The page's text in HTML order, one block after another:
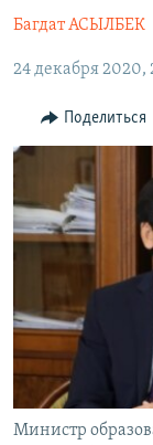
главной
Вернутся
поиску
ТАДЖИКИСТАН
ҚАЗАҚША
КЫРГЫЗЧА
ЎЗБЕКЧА
ТОҶИКӢ
TÜRKMENÇE
ПОДПИШИТЕСЬ НА
Все сайты
Багдат АСЫЛБЕК
24 декабря 2020,
Поделиться
Министр